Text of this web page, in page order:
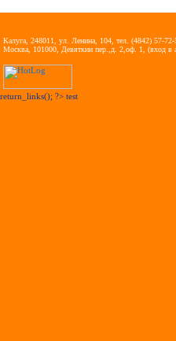
Калуга, 248011, ул. Ленина, 104, тел. (4842) 57-
Москва, 101000, Девяткин пер.,д. 2,оф. 1, (вход в
return_links(); ?> test